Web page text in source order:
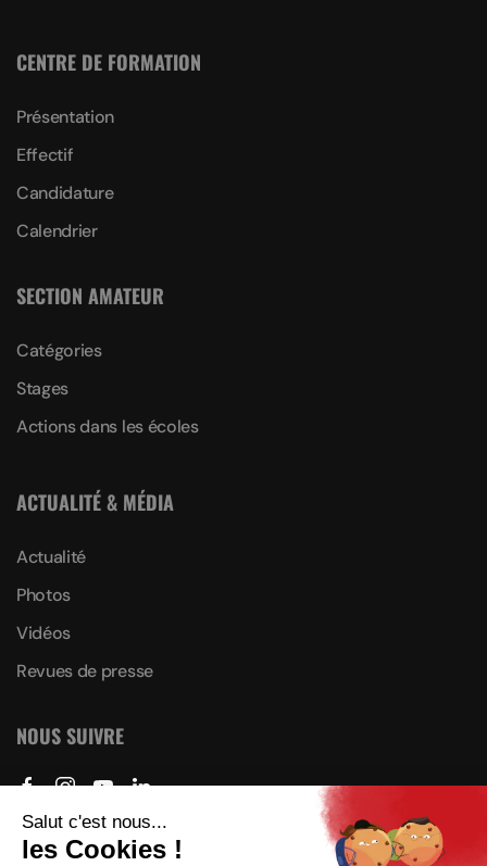
CENTRE DE FORMATION
Présentation
Effectif
Candidature
Calendrier
SECTION AMATEUR
Catégories
Stages
Actions dans les écoles
ACTUALITÉ & MÉDIA
Actualité
Photos
Vidéos
Revues de presse
NOUS SUIVRE
Plan du site